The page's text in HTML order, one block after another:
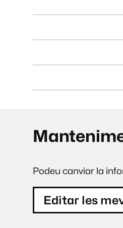
Podeu canviar la
Editar les